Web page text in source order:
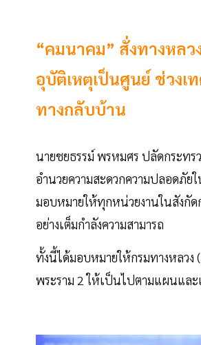
“คมนาคม” สั่งทางหลว
อุบัติเหตุเป็นศูนย์ ช่วงเ
ทางกลับบ้าน
นายชยธรรม์ พรหมศร ปลัดกระทร
อำนวยความสะดวกความปลอดภัย
มอบหมายให้ทุกหน่วยงานในสังกัด
อย่างเต็มกำลังความสามารถ
ทั้งนี้ได้มอบหมายให้กรมทางหลว
พระราม 2 ให้เป็นไปตามแผนและ